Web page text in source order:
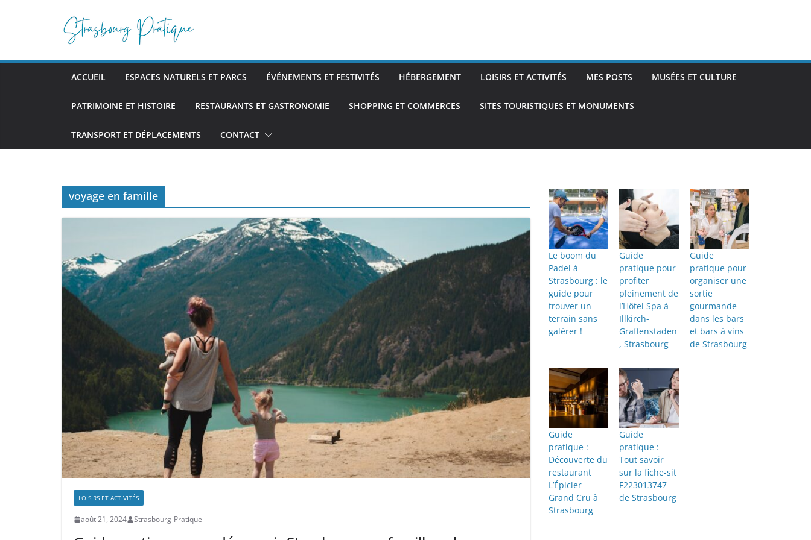
ACCUEIL ESPACES NATURELS ET PARCS ÉVÉNEMENTS ET FESTIVITÉS HÉBERGEMENT LOISIRS ET ACTIVITÉS MES POSTS MUSÉES ET CULTURE
PATRIMOINE ET HISTOIRE RESTAURANTS ET GASTRONOMIE SHOPPING ET COMMERCES SITES TOURISTIQUES ET MONUMENTS
TRANSPORT ET DÉPLACEMENTS CONTACT
voyage en famille
LOISIRS ET ACTIVITÉS
août 21, 2024 Strasbourg-Pratique
Le boom du
Padel à
Strasbourg : le
guide pour
trouver un
terrain sans
galérer !
Guide
pratique pour
profiter
pleinement de
l’Hôtel Spa à
Illkirch-
Graffenstaden
, Strasbourg
Guide
pratique pour
organiser une
sortie
gourmande
dans les bars
et bars à vins
de Strasbourg
Guide
pratique :
Découverte du
restaurant
L’Épicier
Grand Cru à
Strasbourg
Guide
pratique :
Tout savoir
sur la fiche-sit
F223013747
de Strasbourg